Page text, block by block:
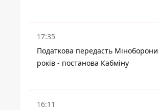
17:35
Податкова передасть Міноборони
років - постанова Кабміну
16:11